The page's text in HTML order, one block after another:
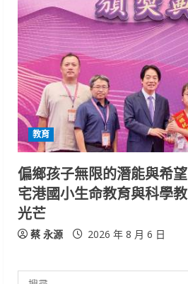
教育
偏鄉孩子無限的潛能與希
宅港國小生命教育與科學
光芒
蔡 永源 2026 年 8 月 6 日